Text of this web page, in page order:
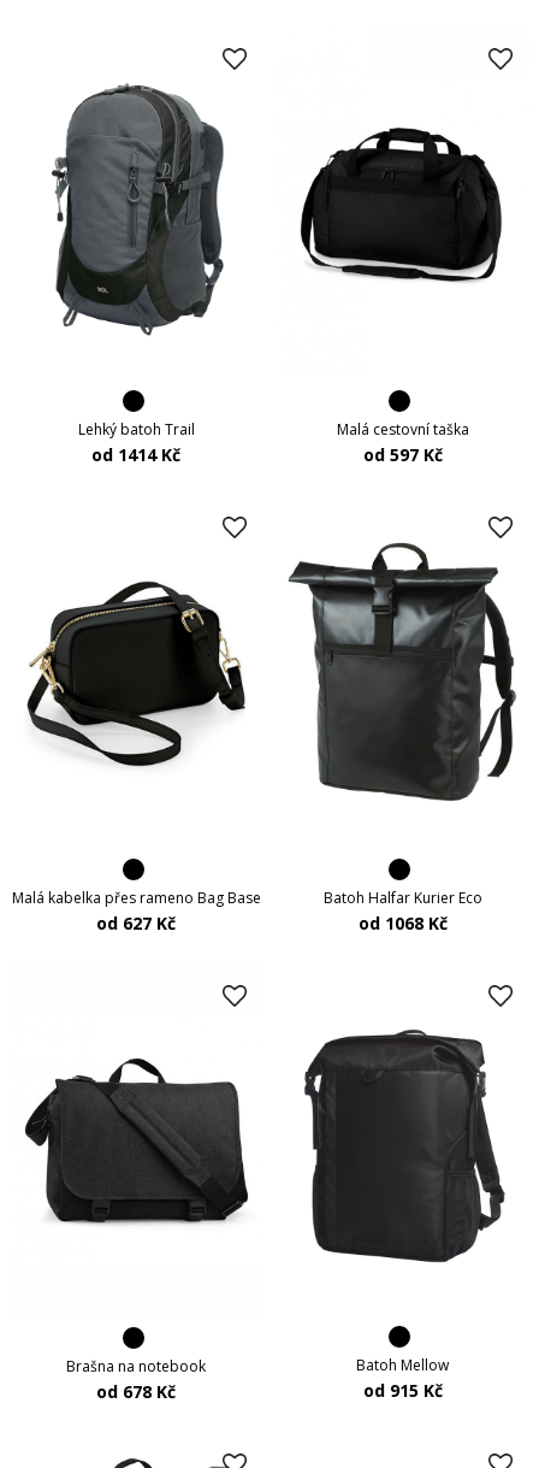
Lehký batoh Trail
od 1414 Kč
Malá cestovní taška
od 597 Kč
Malá kabelka přes rameno Bag Base
od 627 Kč
Batoh Halfar Kurier Eco
od 1068 Kč
Brašna na notebook
od 678 Kč
Batoh Mellow
od 915 Kč